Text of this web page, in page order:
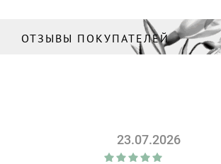
ОТЗЫВЫ ПОКУПАТЕЛЕЙ
23.07.2026